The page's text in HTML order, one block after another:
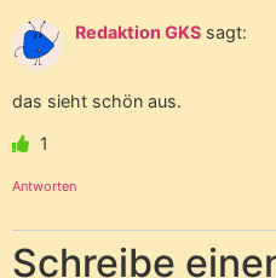
Redaktion GKS sagt:
das sieht schön aus.
1
Antworten
Schreibe